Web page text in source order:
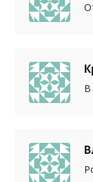
В